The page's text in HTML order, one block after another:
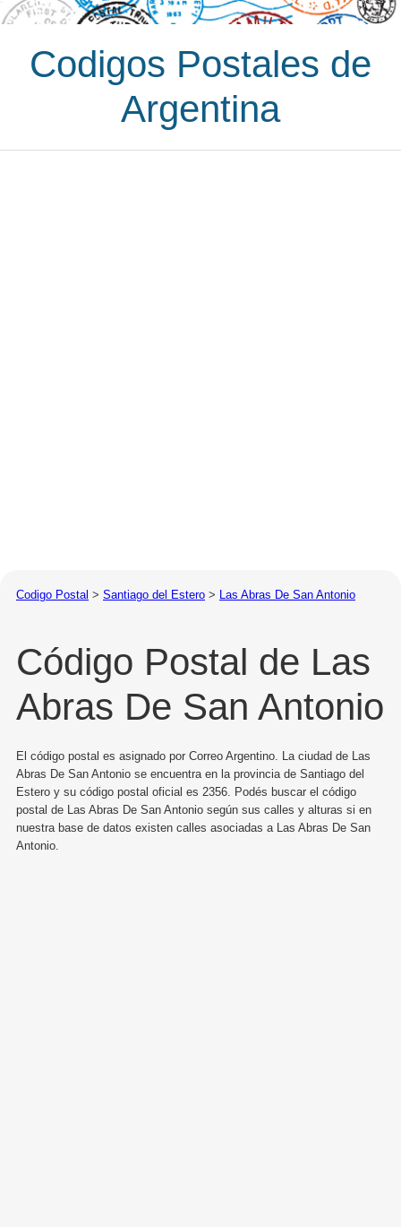
Codigos Postales de
Argentina
Codigo Postal > Santiago del Estero > Las Abras De San Antonio
Código Postal de Las
Abras De San Antonio
El código postal es asignado por Correo Argentino. La ciudad de Las
Abras De San Antonio se encuentra en la provincia de Santiago del
Estero y su código postal oficial es 2356. Podés buscar el código
postal de Las Abras De San Antonio según sus calles y alturas si en
nuestra base de datos existen calles asociadas a Las Abras De San
Antonio.